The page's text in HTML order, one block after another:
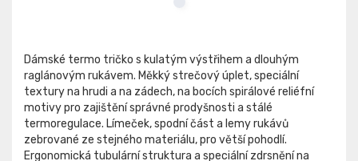
Dámské termo tričko s kulatým výstřihem a dlouhým
raglánovým rukávem. Měkký strečový úplet, speciální
textury na hrudi a na zádech, na bocích spirálové reliéfní
motivy pro zajištění správné prodyšnosti a stálé
termoregulace. Límeček, spodní část a lemy rukávů
zebrované ze stejného materiálu, pro větší pohodlí.
Ergonomická tubulární struktura a speciální zdrsnění na